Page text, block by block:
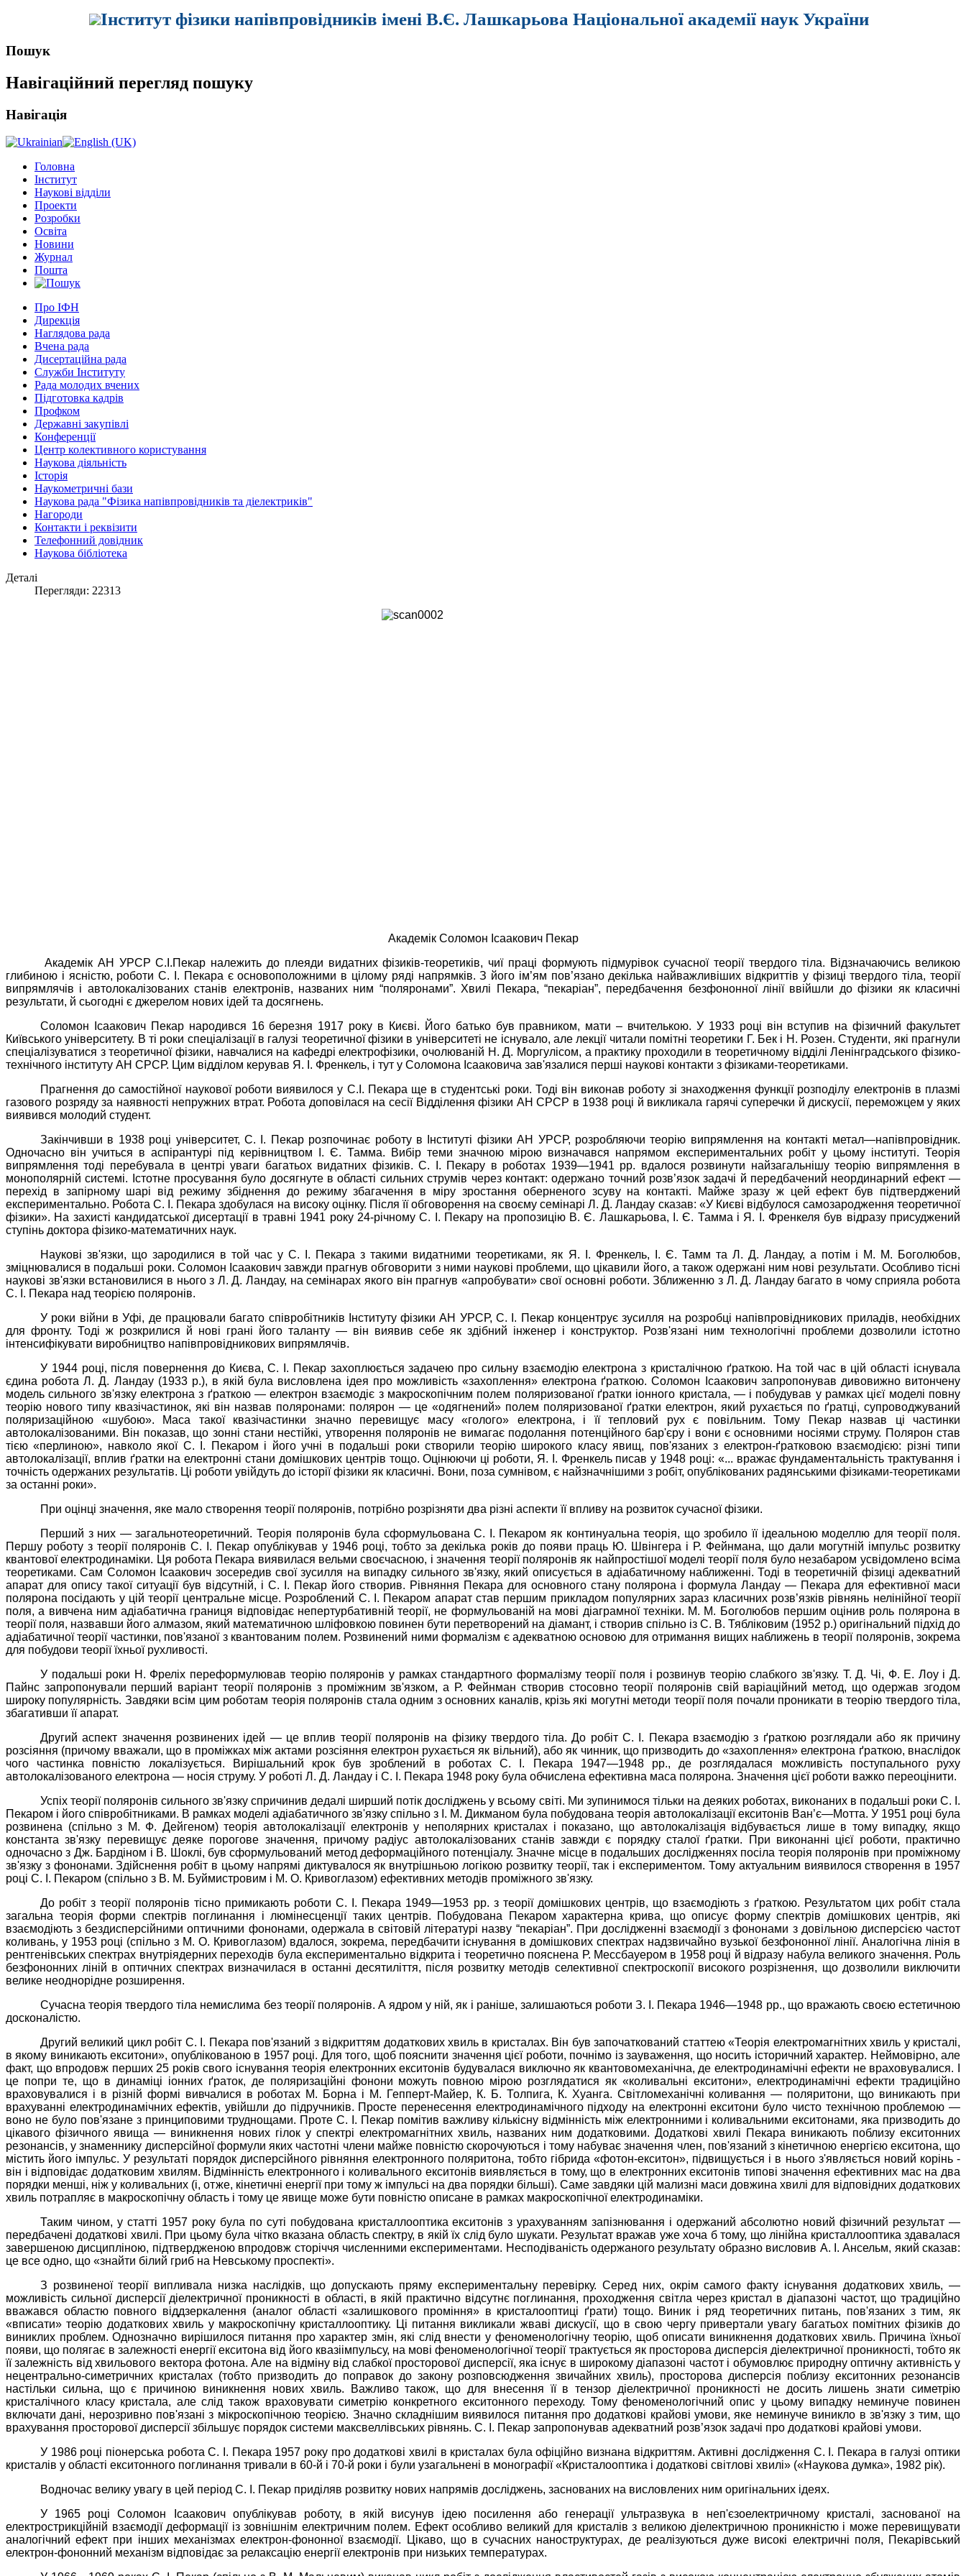
Інститут фізики напівпровідників імені В.Є. Лашкарьова Національної академії наук України
Пошук
Навігаційний перегляд пошуку
Навігація
Головна
Інститут
Наукові відділи
Проекти
Розробки
Освіта
Новини
Журнал
Пошта
Про ІФН
Дирекція
Наглядова рада
Вчена рада
Дисертаційна рада
Служби Інституту
Рада молодих вчених
Підготовка кадрів
Профком
Державні закупівлі
Конференції
Центр колективного користування
Наукова діяльність
Історія
Наукометричні бази
Наукова рада "Фізика напівпровідників та діелектриків"
Нагороди
Контакти і реквізити
Телефонний довідник
Наукова бібліотека
Деталі
Перегляди: 22313
Академік Соломон Ісаакович Пекар
Академік АН УРСР С.І.Пекар належить до плеяди видатних фізиків-теоретиків, чиї праці формують підмурівок сучасної теорії твердого тіла. Відзначаючись великою
глибиною і ясністю, роботи С. І. Пекара є основоположними в цілому ряді напрямків. З його ім’ям пов’язано декілька найважливіших відкриттів у фізиці твердого тіла, теорії
випрямлячів і автолокалізованих станів електронів, названих ним “поляронами”. Хвилі Пекара, “пекаріан”, передбачення безфононної лінії ввійшли до фізики як класичні
результати, й сьогодні є джерелом нових ідей та досягнень.
Соломон Ісаакович Пекар народився 16 березня 1917 року в Києві. Його батько був правником, мати – вчителькою. У 1933 році він вступив на фізичний факультет
Київського університету. В ті роки спеціалізації в галузі теоретичної фізики в університеті не існувало, але лекції читали помітні теоретики Г. Бек і Н. Розен. Студенти, які прагнули
спеціалізуватися з теоретичної фізики, навчалися на кафедрі електрофізики, очолюваній Н. Д. Моргулісом, а практику проходили в теоретичному відділі Ленінградського фізико-
технічного інституту АН СРСР. Цим відділом керував Я. І. Френкель, і тут у Соломона Ісааковича зав'язалися перші наукові контакти з фізиками-теоретиками.
Прагнення до самостійної наукової роботи виявилося у С.І. Пекара ще в студентські роки. Тоді він виконав роботу зі знаходження функції розподілу електронів в плазмі
газового розряду за наявності непружних втрат. Робота доповілася на сесії Відділення фізики АН СРСР в 1938 році й викликала гарячі суперечки й дискусії, переможцем у яких
виявився молодий студент.
Закінчивши в 1938 році університет, С. І. Пекар розпочинає роботу в Інституті фізики АН УРСР, розробляючи теорію випрямлення на контакті метал—напівпровідник.
Одночасно він учиться в аспірантурі під керівництвом І. Є. Тамма. Вибір теми значною мірою визначався напрямом експериментальних робіт у цьому інституті. Теорія
випрямлення тоді перебувала в центрі уваги багатьох видатних фізиків. С. І. Пекару в роботах 1939—1941 рр. вдалося розвинути найзагальнішу теорію випрямлення в
монополярній системі. Істотне просування було досягнуте в області сильних струмів через контакт: одержано точний розв’язок задачі й передбачений неординарний ефект —
перехід в запірному шарі від режиму збіднення до режиму збагачення в міру зростання оберненого зсуву на контакті. Майже зразу ж цей ефект був підтверджений
експериментально. Робота С. І. Пекара здобулася на високу оцінку. Після її обговорення на своєму семінарі Л. Д. Ландау сказав: «У Києві відбулося самозародження теоретичної
фізики». На захисті кандидатської дисертації в травні 1941 року 24-річному С. І. Пекару на пропозицію В. Є. Лашкарьова, І. Є. Тамма і Я. І. Френкеля був відразу присуджений
ступінь доктора фізико-математичних наук.
Наукові зв'язки, що зародилися в той час у С. І. Пекара з такими видатними теоретиками, як Я. І. Френкель, І. Є. Тамм та Л. Д. Ландау, а потім і М. М. Боголюбов,
зміцнювалися в подальші роки. Соломон Ісаакович завжди прагнув обговорити з ними наукові проблеми, що цікавили його, а також одержані ним нові результати. Особливо тісні
наукові зв'язки встановилися в нього з Л. Д. Ландау, на семінарах якого він прагнув «апробувати» свої основні роботи. Зближенню з Л. Д. Ландау багато в чому сприяла робота
С. І. Пекара над теорією поляронів.
У роки війни в Уфі, де працювали багато співробітників Інституту фізики АН УРСР, С. І. Пекар концентрує зусилля на розробці напівпровідникових приладів, необхідних
для фронту. Тоді ж розкрилися й нові грані його таланту — він виявив себе як здібний інженер і конструктор. Розв'язані ним технологічні проблеми дозволили істотно
інтенсифікувати виробництво напівпровідникових випрямлячів.
У 1944 році, після повернення до Києва, С. І. Пекар захоплюється задачею про сильну взаємодію електрона з кристалічною ґраткою. На той час в цій області існувала
єдина робота Л. Д. Ландау (1933 р.), в якій була висловлена ідея про можливість «захоплення» електрона ґраткою. Соломон Ісаакович запропонував дивовижно витончену
модель сильного зв'язку електрона з ґраткою — електрон взаємодіє з макроскопічним полем поляризованої ґратки іонного кристала, — і побудував у рамках цієї моделі повну
теорію нового типу квазічастинок, які він назвав поляронами: полярон — це «одягнений» полем поляризованої ґратки електрон, який рухається по ґратці, супроводжуваний
поляризаційною «шубою». Маса такої квазічастинки значно перевищує масу «голого» електрона, і її тепловий рух є повільним. Тому Пекар назвав ці частинки
автолокалізованими. Він показав, що зонні стани нестійкі, утворення поляронів не вимагає подолання потенційного бар'єру і вони є основними носіями струму. Полярон став
тією «перлиною», навколо якої С. І. Пекаром і його учні в подальші роки створили теорію широкого класу явищ, пов'язаних з електрон-ґратковою взаємодією: різні типи
автолокалізації, вплив ґратки на електронні стани домішкових центрів тощо. Оцінюючи ці роботи, Я. І. Френкель писав у 1948 році: «... вражає фундаментальність трактування і
точність одержаних результатів. Ці роботи увійдуть до історії фізики як класичні. Вони, поза сумнівом, є найзначнішими з робіт, опублікованих радянськими фізиками-теоретиками
за останні роки».
При оцінці значення, яке мало створення теорії поляронів, потрібно розрізняти два різні аспекти її впливу на розвиток сучасної фізики.
Перший з них — загальнотеоретичний. Теорія поляронів була сформульована С. І. Пекаром як континуальна теорія, що зробило її ідеальною моделлю для теорії поля.
Першу роботу з теорії поляронів С. І. Пекар опублікував у 1946 році, тобто за декілька років до появи праць Ю. Швінгера і Р. Фейнмана, що дали могутній імпульс розвитку
квантової електродинаміки. Ця робота Пекара виявилася вельми своєчасною, і значення теорії поляронів як найпростішої моделі теорії поля було незабаром усвідомлено всіма
теоретиками. Сам Соломон Ісаакович зосередив свої зусилля на випадку сильного зв'язку, який описується в адіабатичному наближенні. Тоді в теоретичній фізиці адекватний
апарат для опису такої ситуації був відсутній, і С. І. Пекар його створив. Рівняння Пекара для основного стану полярона і формула Ландау — Пекара для ефективної маси
полярона посідають у цій теорії центральне місце. Розроблений С. І. Пекаром апарат став першим прикладом популярних зараз класичних розв’язків рівнянь нелінійної теорії
поля, а вивчена ним адіабатична границя відповідає непертурбативній теорії, не формульованій на мові діаграмної техніки. М. М. Боголюбов першим оцінив роль полярона в
теорії поля, назвавши його алмазом, який математичною шліфовкою повинен бути перетворений на діамант, і створив спільно із С. В. Тябліковим (1952 р.) оригінальний підхід до
адіабатичної теорії частинки, пов'язаної з квантованим полем. Розвинений ними формалізм є адекватною основою для отримання вищих наближень в теорії поляронів, зокрема
для побудови теорії їхньої рухливості.
У подальші роки Н. Фреліх переформулював теорію поляронів у рамках стандартного формалізму теорії поля і розвинув теорію слабкого зв'язку. Т. Д. Чі, Ф. Е. Лоу і Д.
Пайнс запропонували перший варіант теорії поляронів з проміжним зв'язком, а Р. Фейнман створив стосовно теорії поляронів свій варіаційний метод, що одержав згодом
широку популярність. Завдяки всім цим роботам теорія поляронів стала одним з основних каналів, крізь які могутні методи теорії поля почали проникати в теорію твердого тіла,
збагативши її апарат.
Другий аспект значення розвинених ідей — це вплив теорії поляронів на фізику твердого тіла. До робіт С. І. Пекара взаємодію з ґраткою розглядали або як причину
розсіяння (причому вважали, що в проміжках між актами розсіяння електрон рухається як вільний), або як чинник, що призводить до «захоплення» електрона ґраткою, внаслідок
чого частинка повністю локалізується. Вирішальний крок був зроблений в роботах С. І. Пекара 1947—1948 рр., де розглядалася можливість поступального руху
автолокалізованого електрона — носія струму. У роботі Л. Д. Ландау і С. І. Пекара 1948 року була обчислена ефективна маса полярона. Значення цієї роботи важко переоцінити.
Успіх теорії поляронів сильного зв'язку спричинив дедалі ширший потік досліджень у всьому світі. Ми зупинимося тільки на деяких роботах, виконаних в подальші роки С. І.
Пекаром і його співробітниками. В рамках моделі адіабатичного зв'язку спільно з І. М. Дикманом була побудована теорія автолокалізації екситонів Ван’є—Мотта. У 1951 році була
розвинена (спільно з М. Ф. Дейгеном) теорія автолокалізації електронів у неполярних кристалах і показано, що автолокалізація відбувається лише в тому випадку, якщо
константа зв'язку перевищує деяке порогове значення, причому радіус автолокалізованих станів завжди є порядку сталої ґратки. При виконанні цієї роботи, практично
одночасно з Дж. Бардіном і В. Шоклі, був сформульований метод деформаційного потенціалу. Значне місце в подальших дослідженнях посіла теорія поляронів при проміжному
зв'язку з фононами. Здійснення робіт в цьому напрямі диктувалося як внутрішньою логікою розвитку теорії, так і експериментом. Тому актуальним виявилося створення в 1957
році С. І. Пекаром (спільно з В. М. Буймистровим і М. О. Кривоглазом) ефективних методів проміжного зв'язку.
До робіт з теорії поляронів тісно примикають роботи С. І. Пекара 1949—1953 рр. з теорії домішкових центрів, що взаємодіють з ґраткою. Результатом цих робіт стала
загальна теорія форми спектрів поглинання і люмінесценції таких центрів. Побудована Пекаром характерна крива, що описує форму спектрів домішкових центрів, які
взаємодіють з бездисперсійними оптичними фононами, одержала в світовій літературі назву “пекаріан”. При дослідженні взаємодії з фононами з довільною дисперсією частот
коливань, у 1953 році (спільно з М. О. Кривоглазом) вдалося, зокрема, передбачити існування в домішкових спектрах надзвичайно вузької безфононної лінії. Аналогічна лінія в
рентгенівських спектрах внутріядерних переходів була експериментально відкрита і теоретично пояснена Р. Мессбауером в 1958 році й відразу набула великого значення. Роль
безфононних ліній в оптичних спектрах визначилася в останні десятиліття, після розвитку методів селективної спектроскопії високого розрізнення, що дозволили виключити
велике неоднорідне розширення.
Сучасна теорія твердого тіла немислима без теорії поляронів. А ядром у ній, як і раніше, залишаються роботи З. І. Пекара 1946—1948 рр., що вражають своєю естетичною
досконалістю.
Другий великий цикл робіт С. І. Пекара пов'язаний з відкриттям додаткових хвиль в кристалах. Він був започаткований статтею «Теорія електромагнітних хвиль у кристалі,
в якому виникають екситони», опублікованою в 1957 році. Для того, щоб пояснити значення цієї роботи, почнімо із зауваження, що носить історичний характер. Неймовірно, але
факт, що впродовж перших 25 років свого існування теорія електронних екситонів будувалася виключно як квантовомеханічна, де електродинамічні ефекти не враховувалися. І
це попри те, що в динаміці іонних ґраток, де поляризаційні фонони можуть повною мірою розглядатися як «коливальні екситони», електродинамічні ефекти традиційно
враховувалися і в різній формі вивчалися в роботах М. Борна і М. Гепперт-Майер, К. Б. Толпига, К. Хуанга. Світломеханічні коливання — поляритони, що виникають при
врахуванні електродинамічних ефектів, увійшли до підручників. Просте перенесення електродинамічного підходу на електронні екситони було чисто технічною проблемою —
воно не було пов'язане з принциповими труднощами. Проте С. І. Пекар помітив важливу кількісну відмінність між електронними і коливальними екситонами, яка призводить до
цікавого фізичного явища — виникнення нових гілок у спектрі електромагнітних хвиль, названих ним додатковими. Додаткові хвилі Пекара виникають поблизу екситонних
резонансів, у знаменнику дисперсійної формули яких частотні члени майже повністю скорочуються і тому набуває значення член, пов'язаний з кінетичною енергією екситона, що
містить його імпульс. У результаті порядок дисперсійного рівняння електронного поляритона, тобто гібрида «фотон-екситон», підвищується і в нього з'являється новий корінь -
він і відповідає додатковим хвилям. Відмінність електронного і коливального екситонів виявляється в тому, що в електронних екситонів типові значення ефективних мас на два
порядки менші, ніж у коливальних (і, отже, кінетичні енергії при тому ж імпульсі на два порядки більші). Саме завдяки цій мализні маси довжина хвилі для відповідних додаткових
хвиль потрапляє в макроскопічну область і тому це явище може бути повністю описане в рамках макроскопічної електродинаміки.
Таким чином, у статті 1957 року була по суті побудована кристаллооптика екситонів з урахуванням запізнювання і одержаний абсолютно новий фізичний результат —
передбачені додаткові хвилі. При цьому була чітко вказана область спектру, в якій їх слід було шукати. Результат вражав уже хоча б тому, що лінійна кристаллооптика здавалася
завершеною дисципліною, підтвердженою впродовж сторіччя численними експериментами. Несподіваність одержаного результату образно висловив А. І. Ансельм, який сказав:
це все одно, що «знайти білий гриб на Невському проспекті».
З розвиненої теорії випливала низка наслідків, що допускають пряму експериментальну перевірку. Серед них, окрім самого факту існування додаткових хвиль, —
можливість сильної дисперсії діелектричної проникності в області, в якій практично відсутнє поглинання, проходження світла через кристал в діапазоні частот, що традиційно
вважався областю повного віддзеркалення (аналог області «залишкового проміння» в кристалооптиці ґрати) тощо. Виник і ряд теоретичних питань, пов'язаних з тим, як
«вписати» теорію додаткових хвиль у макроскопічну кристаллооптику. Ці питання викликали жваві дискусії, що в свою чергу привертали увагу багатьох помітних фізиків до
виниклих проблем. Однозначно вирішилося питання про характер змін, які слід внести у феноменологічну теорію, щоб описати виникнення додаткових хвиль. Причина їхньої
появи, що полягає в залежності енергії екситона від його квазіімпульсу, на мові феноменологічної теорії трактується як просторова дисперсія діелектричної проникності, тобто як
її залежність від хвильового вектора фотона. Але на відміну від слабкої просторової дисперсії, яка існує в широкому діапазоні частот і обумовлює природну оптичну активність у
нецентрально-симетричних кристалах (тобто призводить до поправок до закону розповсюдження звичайних хвиль), просторова дисперсія поблизу екситонних резонансів
настільки сильна, що є причиною виникнення нових хвиль. Важливо також, що для внесення її в тензор діелектричної проникності не досить лишень знати симетрію
кристалічного класу кристала, але слід також враховувати симетрію конкретного екситонного переходу. Тому феноменологічний опис у цьому випадку неминуче повинен
включати дані, нерозривно пов'язані з мікроскопічною теорією. Значно складнішим виявилося питання про додаткові крайові умови, яке неминуче виникло в зв'язку з тим, що
врахування просторової дисперсії збільшує порядок системи максвеллівських рівнянь. С. І. Пекар запропонував адекватний розв’язок задачі про додаткові крайові умови.
У 1986 році піонерська робота С. І. Пекара 1957 року про додаткові хвилі в кристалах була офіційно визнана відкриттям. Активні дослідження С. І. Пекара в галузі оптики
кристалів у області екситонного поглинання тривали в 60-й і 70-й роки і були узагальнені в монографії «Кристалооптика і додаткові світлові хвилі» («Наукова думка», 1982 рік).
Водночас велику увагу в цей період С. І. Пекар приділяв розвитку нових напрямів досліджень, заснованих на висловлених ним оригінальних ідеях.
У 1965 році Соломон Ісаакович опублікував роботу, в якій висунув ідею посилення або генерації ультразвука в неп'єзоелектричному кристалі, заснованої на
електрострикційній взаємодії деформації із зовнішнім електричним полем. Ефект особливо великий для кристалів з великою діелектричною проникністю і може перевищувати
аналогічний ефект при інших механізмах електрон-фононної взаємодії. Цікаво, що в сучасних наноструктурах, де реалізуються дуже високі електричні поля, Пекарівський
електрон-фононний механізм відповідає за релаксацію енергії електронів при низьких температурах.